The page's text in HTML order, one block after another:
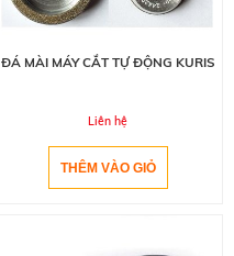
ĐÁ MÀI MÁY CẮT TỰ ĐỘNG KURIS
Liên hệ